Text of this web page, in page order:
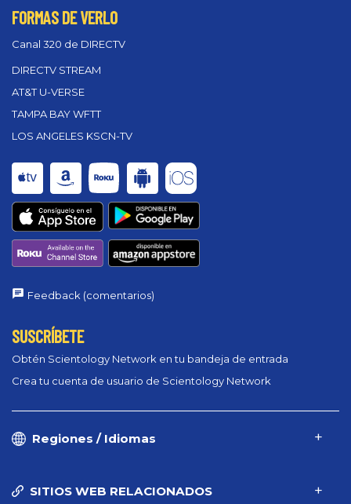
FORMAS DE VERLO
Canal 320 de DIRECTV
DIRECTV STREAM
AT&T U-VERSE
TAMPA BAY WFTT
LOS ANGELES KSCN-TV
Feedback (comentarios)
SUSCRÍBETE
Obtén Scientology Network en tu bandeja de entrada
Crea tu cuenta de usuario de Scientology Network
Regiones / Idiomas
SITIOS WEB RELACIONADOS